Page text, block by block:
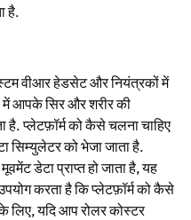
है.
वीआर हेडसेट और नियंत्रकों में
आपके सिर और शरीर की
है. प्लेटफ़ॉर्म को कैसे चलना चाहिए
सिम्युलेटर को भेजा जाता है.
डेटा प्राप्त हो जाता है, यह
करता है कि प्लेटफ़ॉर्म को कैसे
लिए, यदि आप रोलर कोस्टर